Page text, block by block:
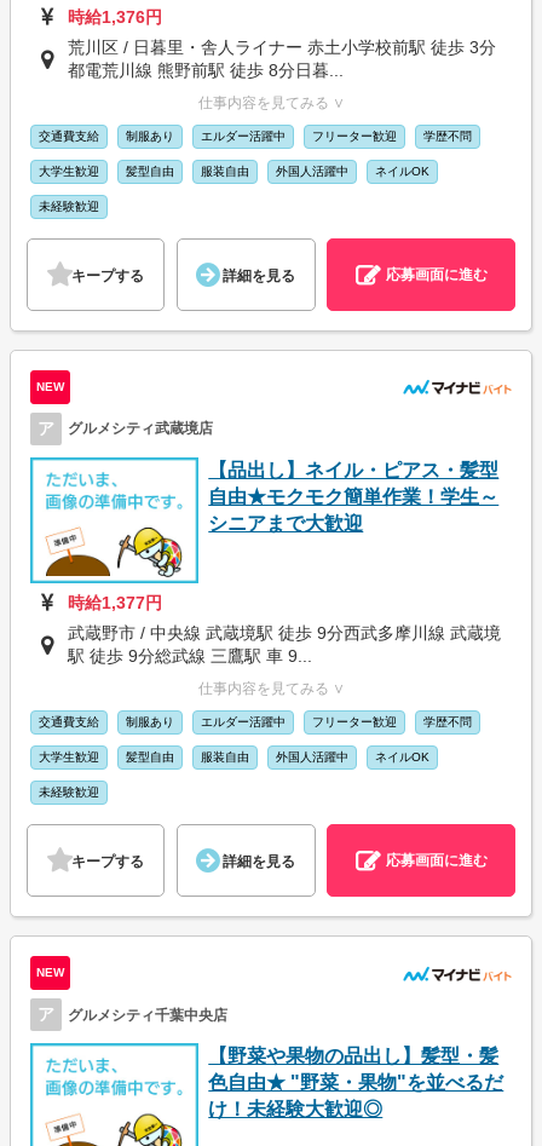
時給1,376円
荒川区 / 日暮里・舎人ライナー 赤土小学校前駅 徒歩 3分
都電荒川線 熊野前駅 徒歩 8分日暮...
仕事内容を見てみる ∨
交通費支給 制服あり エルダー活躍中 フリーター歓迎 学歴不問
大学生歓迎 髪型自由 服装自由 外国人活躍中 ネイルOK
未経験歓迎
キープする 詳細を見る 応募画面に進む
NEW
ア グルメシティ武蔵境店
【品出し】ネイル・ピアス・髪型
自由★モクモク簡単作業！学生～
シニアまで大歓迎
時給1,377円
武蔵野市 / 中央線 武蔵境駅 徒歩 9分西武多摩川線 武蔵境
駅 徒歩 9分総武線 三鷹駅 車 9...
仕事内容を見てみる ∨
交通費支給 制服あり エルダー活躍中 フリーター歓迎 学歴不問
大学生歓迎 髪型自由 服装自由 外国人活躍中 ネイルOK
未経験歓迎
キープする 詳細を見る 応募画面に進む
NEW
ア グルメシティ千葉中央店
【野菜や果物の品出し】髪型・髪
色自由★ "野菜・果物"を並べるだ
け！未経験大歓迎◎